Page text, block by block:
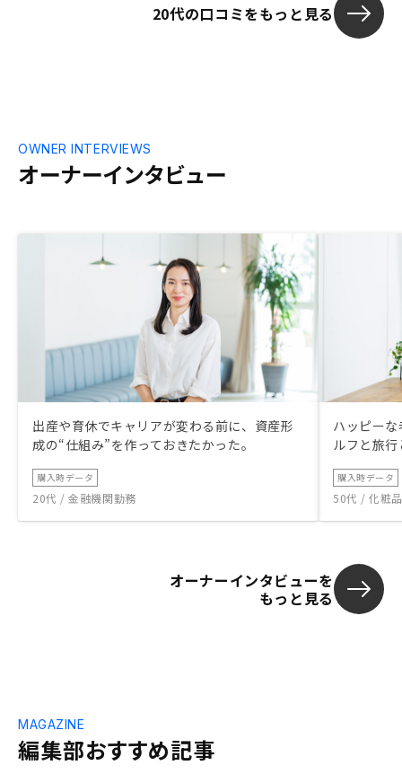
20代の口コミをもっと見る
オーナーインタビュー
OWNER INTERVIEWS
出産や育休でキャリアが変わる前に、資産形
成の“仕組み”を作っておきたかった。
購入時データ
20代 / 金融機関勤務
ハッピー
ルフと旅
購入時データ
50代 / 化粧
オーナーインタビューを
もっと見る
編集部おすすめ記事
MAGAZINE